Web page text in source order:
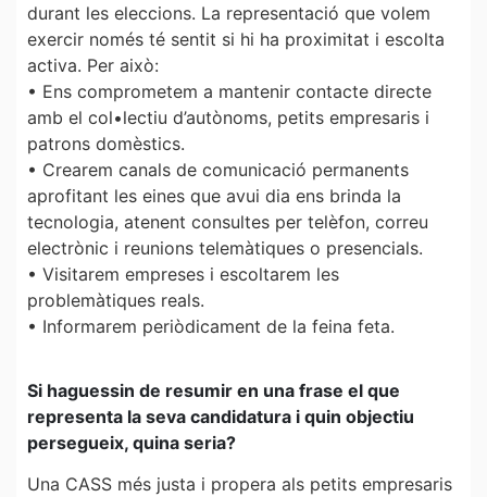
durant les eleccions. La representació que volem
exercir només té sentit si hi ha proximitat i escolta
activa. Per això:
• Ens comprometem a mantenir contacte directe
amb el col•lectiu d’autònoms, petits empresaris i
patrons domèstics.
• Crearem canals de comunicació permanents
aprofitant les eines que avui dia ens brinda la
tecnologia, atenent consultes per telèfon, correu
electrònic i reunions telemàtiques o presencials.
• Visitarem empreses i escoltarem les
problemàtiques reals.
• Informarem periòdicament de la feina feta.
Si haguessin de resumir en una frase el que
representa la seva candidatura i quin objectiu
persegueix, quina seria?
Una CASS més justa i propera als petits empresaris